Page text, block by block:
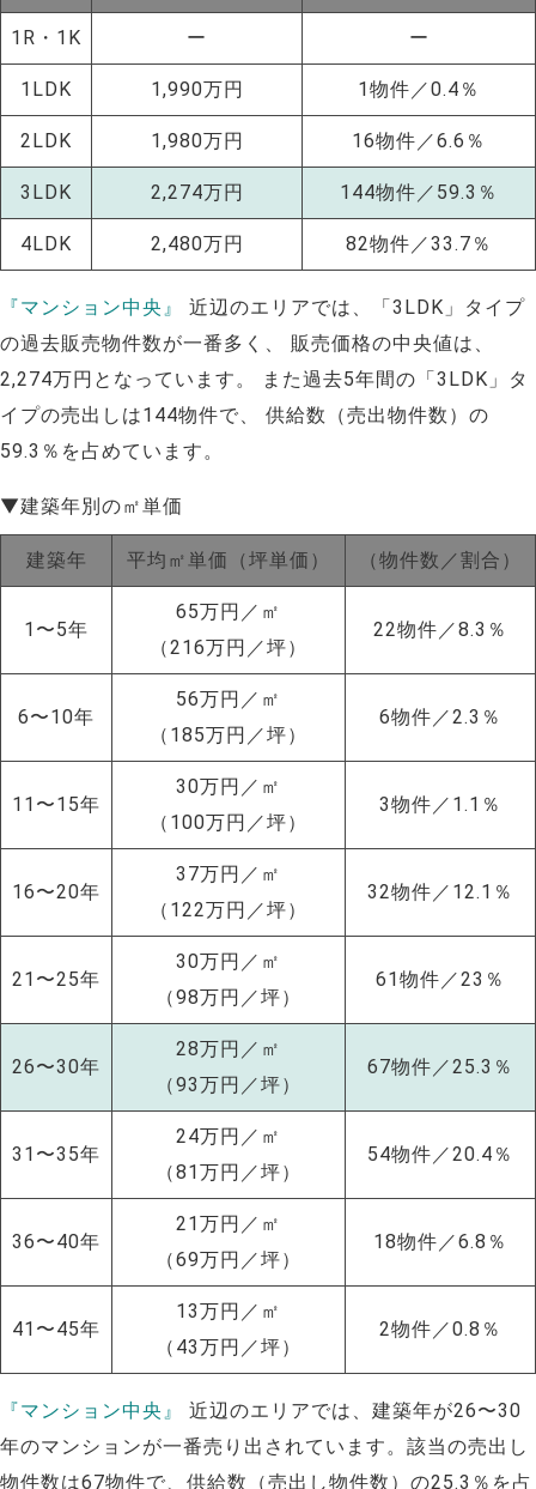
NEW!
NEW!
1R・1K ー ー
1LDK 1,990万円 1物件／0.4％
2LDK 1,980万円 16物件／6.6％
3LDK 2,274万円 144物件／59.3％
4LDK 2,480万円 82物件／33.7％
『マンション中央』
近辺のエリアでは、「3LDK」タイプ
の過去販売物件数が一番多く、 販売価格の中央値は、
2,274万円となっています。 また過去5年間の「3LDK」タ
イプの売出しは144物件で、 供給数（売出物件数）の
59.3％を占めています。
▼建築年別の㎡単価
建築年 平均㎡単価（坪単価） （物件数／割合）
1〜5年
65万円／㎡
（216万円／坪）
22物件／8.3％
6〜10年
56万円／㎡
（185万円／坪）
6物件／2.3％
11〜15年
30万円／㎡
（100万円／坪）
3物件／1.1％
16〜20年
37万円／㎡
（122万円／坪）
32物件／12.1％
21〜25年
30万円／㎡
（98万円／坪）
61物件／23％
26〜30年
28万円／㎡
（93万円／坪）
67物件／25.3％
31〜35年
24万円／㎡
（81万円／坪）
54物件／20.4％
36〜40年
21万円／㎡
（69万円／坪）
18物件／6.8％
41〜45年
13万円／㎡
（43万円／坪）
2物件／0.8％
『マンション中央』
近辺のエリアでは、建築年が26〜30
年のマンションが一番売り出されています。該当の売出し
物件数は67物件で、供給数（売出し物件数）の25.3％を占